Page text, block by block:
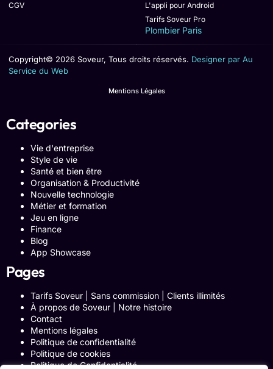
CGV
L'appli pour Android
Tarifs Soveur Pro
Plombier Paris
Copyright© 2026 Soveur, Tous droits réservés. Designer par Au
Service du Web
Mentions Légales
Categories
Vie d'entreprise
Style de vie
Santé et bien être
Organisation & Productivité
Nouvelle technologie
Métier et formation
Jeu en ligne
Finance
Blog
App Showcase
Pages
Tarifs Soveur | Sans commission | Clients illimités
À propos de Soveur | Notre histoire
Contact
Mentions légales
Politique de confidentialité
Politique de cookies
Politique de Confidentialité